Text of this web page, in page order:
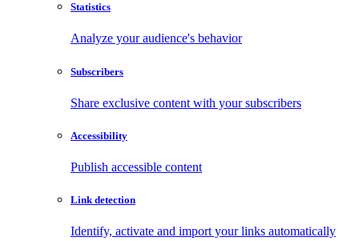
Statistics
Analyze your audience's behavior
Subscribers
Share exclusive content with your subscribers
Accessibility
Publish accessible content
Link detection
Identify, activate and import your links automatically